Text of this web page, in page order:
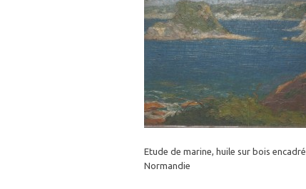
Etude de marine, huile sur bois encadré
Normandie